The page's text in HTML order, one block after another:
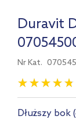
Duravit
Nr Kat.
Dłuższy bok